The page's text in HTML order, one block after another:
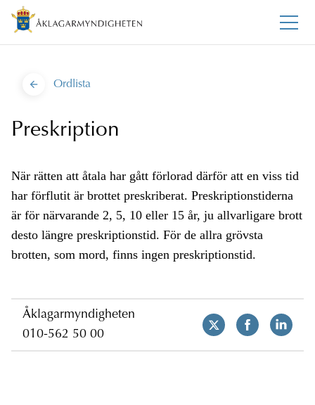
Ordlista
Preskription
När rätten att åtala har gått förlorad därför att en viss tid
har förflutit är brottet preskriberat. Preskriptionstiderna
är för närvarande 2, 5, 10 eller 15 år, ju allvarligare brott
desto längre preskriptionstid. För de allra grövsta
brotten, som mord, finns ingen preskriptionstid.
Åklagarmyndigheten
010-562 50 00